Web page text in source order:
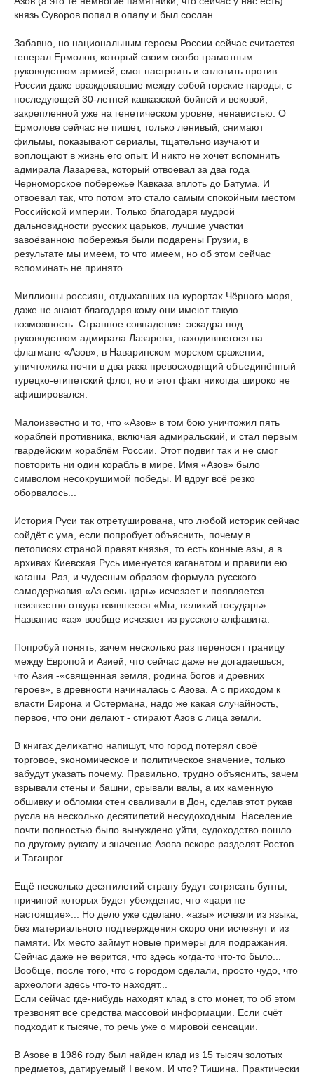
князь Суворов попал в опалу и был сослан...
Забавно, но национальным героем России сейчас считается
генерал Ермолов, который своим особо грамотным
руководством армией, смог настроить и сплотить против
России даже враждовавшие между собой горские народы, с
последующей 30-летней кавказской бойней и вековой,
закрепленной уже на генетическом уровне, ненавистью. О
Ермолове сейчас не пишет, только ленивый, снимают
фильмы, показывают сериалы, тщательно изучают и
воплощают в жизнь его опыт. И никто не хочет вспомнить
адмирала Лазарева, который отвоевал за два года
Черноморское побережье Кавказа вплоть до Батума. И
отвоевал так, что потом это стало самым спокойным местом
Российской империи. Только благодаря мудрой
дальновидности русских царьков, лучшие участки
завоёванною побережья были подарены Грузии, в
результате мы имеем, то что имеем, но об этом сейчас
вспоминать не принято.
Миллионы россиян, отдыхавших на курортах Чёрного моря,
даже не знают благодаря кому они имеют такую
возможность. Странное совпадение: эскадра под
руководством адмирала Лазарева, находившегося на
флагмане «Азов», в Наваринском морском сражении,
уничтожила почти в два раза превосходящий объединённый
турецко-египетский флот, но и этот факт никогда широко не
афишировался.
Малоизвестно и то, что «Азов» в том бою уничтожил пять
кораблей противника, включая адмиральский, и стал первым
гвардейским кораблём России. Этот подвиг так и не смог
повторить ни один корабль в мире. Имя «Азов» было
символом несокрушимой победы. И вдруг всё резко
оборвалось...
История Руси так отретуширована, что любой историк сейчас
сойдёт с ума, если попробует объяснить, почему в
летописях страной правят князья, то есть конные азы, а в
архивах Киевская Русь именуется каганатом и правили ею
каганы. Раз, и чудесным образом формула русского
самодержавия «Аз есмь царь» исчезает и появляется
неизвестно откуда взявшееся «Мы, великий государь».
Название «аз» вообще исчезает из русского алфавита.
Попробуй понять, зачем несколько раз переносят границу
между Европой и Азией, что сейчас даже не догадаешься,
что Азия -«священная земля, родина богов и древних
героев», в древности начиналась с Азова. А с приходом к
власти Бирона и Остермана, надо же какая случайность,
первое, что они делают - стирают Азов с лица земли.
В книгах деликатно напишут, что город потерял своё
торговое, экономическое и политическое значение, только
забудут указать почему. Правильно, трудно объяснить, зачем
взрывали стены и башни, срывали валы, а их каменную
обшивку и обломки стен сваливали в Дон, сделав этот рукав
русла на несколько десятилетий несудоходным. Население
почти полностью было вынуждено уйти, судоходство пошло
по другому рукаву и значение Азова вскоре разделят Ростов
и Таганрог.
Ещё несколько десятилетий страну будут сотрясать бунты,
причиной которых будет убеждение, что «цари не
настоящие»... Но дело уже сделано: «азы» исчезли из языка,
без материального подтверждения скоро они исчезнут и из
памяти. Их место займут новые примеры для подражания.
Сейчас даже не верится, что здесь когда-то что-то было...
Вообще, после того, что с городом сделали, просто чудо, что
археологи здесь что-то находят...
Если сейчас где-нибудь находят клад в сто монет, то об этом
трезвонят все средства массовой информации. Если счёт
подходит к тысяче, то речь уже о мировой сенсации.
В Азове в 1986 году был найден клад из 15 тысяч золотых
предметов, датируемый I веком. И что? Тишина. Практически